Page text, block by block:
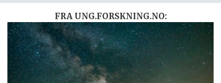
FRA UNG.FORSKNING.NO: